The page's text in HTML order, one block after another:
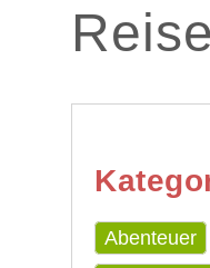
Abenteuer